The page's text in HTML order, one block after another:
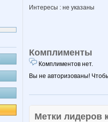
Интересы : не указаны
Комплименты
Комплиментов нет.
Вы не авторизованы!
Метки